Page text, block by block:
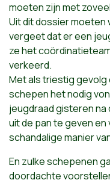
moeten zijn met
Uit dit dossier moeten
vergeet dat er een
ze het
verkeerd.
Met als triestig gevolg
schepen het nodig
jeugdraad gisteren
uit de pan te geven
schandalige manier
En zulke schepenen
doordachte